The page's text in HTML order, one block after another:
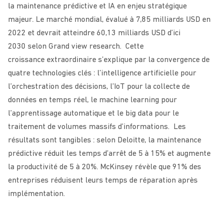
la maintenance prédictive et IA en enjeu stratégique
majeur. Le marché mondial, évalué à 7,85 milliards USD en
2022 et devrait atteindre 60,13 milliards USD d’ici
2030 selon Grand view research. Cette
croissance extraordinaire s’explique par la convergence de
quatre technologies clés : l’intelligence artificielle pour
l’orchestration des décisions, l’IoT pour la collecte de
données en temps réel, le machine learning pour
l’apprentissage automatique et le big data pour le
traitement de volumes massifs d’informations. Les
résultats sont tangibles : selon Deloitte, la maintenance
prédictive réduit les temps d’arrêt de 5 à 15% et augmente
la productivité de 5 à 20%. McKinsey révèle que 91% des
entreprises réduisent leurs temps de réparation après
implémentation.